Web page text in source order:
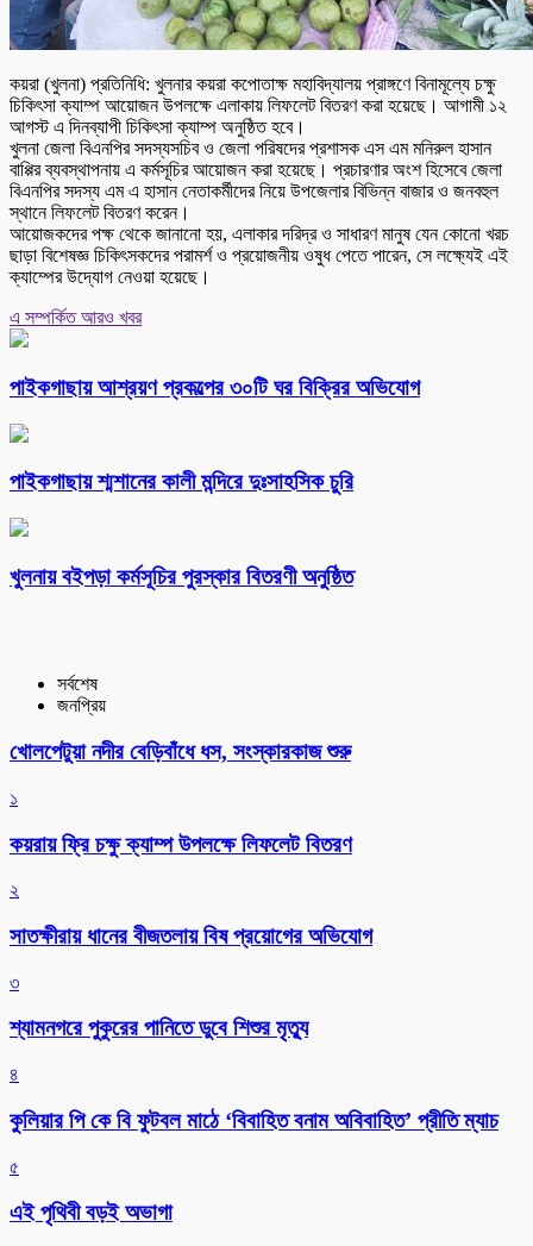
কয়রা (খুলনা) প্রতিনিধি: খুলনার কয়রা কপোতাক্ষ মহাবিদ্যালয় প্রাঙ্গণে বিনামূল্যে চক্ষু
চিকিৎসা ক্যাম্প আয়োজন উপলক্ষে এলাকায় লিফলেট বিতরণ করা হয়েছে। আগামী ১২
আগস্ট এ দিনব্যাপী চিকিৎসা ক্যাম্প অনুষ্ঠিত হবে।
খুলনা জেলা বিএনপির সদস্যসচিব ও জেলা পরিষদের প্রশাসক এস এম মনিরুল হাসান
বাপ্পির ব্যবস্থাপনায় এ কর্মসূচির আয়োজন করা হয়েছে। প্রচারণার অংশ হিসেবে জেলা
বিএনপির সদস্য এম এ হাসান নেতাকর্মীদের নিয়ে উপজেলার বিভিন্ন বাজার ও জনবহুল
স্থানে লিফলেট বিতরণ করেন।
আয়োজকদের পক্ষ থেকে জানানো হয়, এলাকার দরিদ্র ও সাধারণ মানুষ যেন কোনো খরচ
ছাড়া বিশেষজ্ঞ চিকিৎসকদের পরামর্শ ও প্রয়োজনীয় ওষুধ পেতে পারেন, সে লক্ষ্যেই এই
ক্যাম্পের উদ্যোগ নেওয়া হয়েছে।
এ সম্পর্কিত আরও খবর
পাইকগাছায় আশ্রয়ণ প্রকল্পের ৩০টি ঘর বিক্রির অভিযোগ
পাইকগাছায় শ্মশানের কালী মন্দিরে দুঃসাহসিক চুরি
খুলনায় বইপড়া কর্মসূচির পুরস্কার বিতরণী অনুষ্ঠিত
সর্বশেষ
জনপ্রিয়
খোলপেটুয়া নদীর বেড়িবাঁধে ধস, সংস্কারকাজ শুরু
১
কয়রায় ফ্রি চক্ষু ক্যাম্প উপলক্ষে লিফলেট বিতরণ
২
সাতক্ষীরায় ধানের বীজতলায় বিষ প্রয়োগের অভিযোগ
৩
শ্যামনগরে পুকুরের পানিতে ডুবে শিশুর মৃত্যু
৪
কুলিয়ার পি কে বি ফুটবল মাঠে ‘বিবাহিত বনাম অবিবাহিত’ প্রীতি ম্যাচ
৫
এই পৃথিবী বড়ই অভাগা